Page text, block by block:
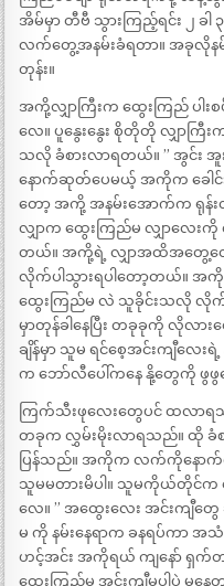
အိမ်မှာ တီဗီ သွားကြည့်ရင်း ၂ ခါ
လက်တွေ့အနမ်းခံရတာ။ အခုလိုနမ်
တုန်း။
အကို့လျှာကြီးက ထွေးကြည် ပါ
လေ။ ပူနွေးနွေး စိုတိုတို လျှာကြီ
သလို ခံစားလာရတယ်။ ” အွင်း အူး
နောက်ဆုတ်ပေမယ့် အကိုက ခေါင်
တော့ အကို့ အနမ်းအောက်က ရုန်း
လျှာက ထွေးကြည်မ လျှာလေး
တယ်။ အကို့ရဲ့ လျှာအထိအတွေ့တွေ
လိုက်ပါသွားရပါတော့တယ်။ အ
ထွေးကြည်မ လဲ သူခိုင်းသလို လို
မှာတုန်ခါနေပြီး တခုခုကို လိုလာ
ချိန်မှာ သူမ ရင်စေ့အင်းကျီလ
က ဘော်လီပေါ်ကနေ နို့တွေကို ဖွ
ကြက်သီးဖုလေးတွေပင် ထလာရ
တခုက လွှမ်းမိုးလာရသည်။ ထို ခံစ
ပြန်သည်။ အကိုက လက်ကိုနောက်
သူမမတားမိပါ။ သူမကိုယ်တိုင်က
လေ။ ” အထွေးလေး အင်းကျီ
မ ကို နမ်းနေရာက ခနရပ်ကာ အသံ
ဟင့်အင်း အကိုရယ် ကျနော် ရှက်
ထွေးကြည်မ အင်းကျီမပါပဲ မ